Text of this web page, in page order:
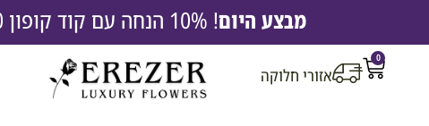
מבצע היום! 10% הנחה עם קוד קופון EREZ10 |
אזורי חלוקה
0